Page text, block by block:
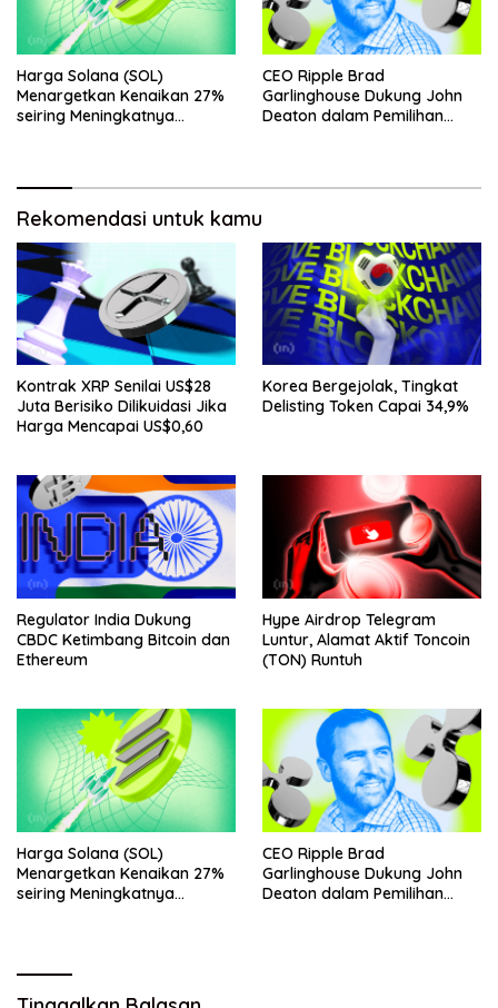
Harga Solana (SOL)
Menargetkan Kenaikan 27%
seiring Meningkatnya
CEO Ripple Brad
Garlinghouse Dukung John
Deaton dalam Pemilihan
Rekomendasi untuk kamu
Kontrak XRP Senilai US$28
Juta Berisiko Dilikuidasi Jika
Harga Mencapai US$0,60
Korea Bergejolak, Tingkat
Delisting Token Capai 34,9%
Regulator India Dukung
CBDC Ketimbang Bitcoin dan
Ethereum
Hype Airdrop Telegram
Luntur, Alamat Aktif Toncoin
(TON) Runtuh
Harga Solana (SOL)
Menargetkan Kenaikan 27%
seiring Meningkatnya
CEO Ripple Brad
Garlinghouse Dukung John
Deaton dalam Pemilihan